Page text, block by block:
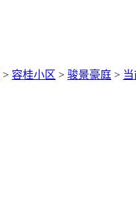
> 容桂小区 > 骏景豪庭 >